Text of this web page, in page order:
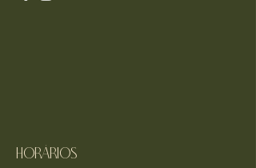
Horários